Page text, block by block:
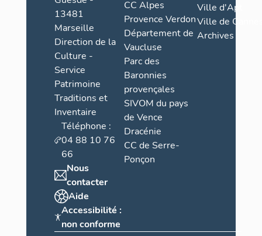
13481
Marseille
Direction de la
Culture -
Service
Patrimoine
Traditions et
Inventaire
Téléphone :
04 88 10 76
66
Nous
contacter
Aide
Accessibilité :
non conforme
CC Alpes
Provence Verdon
Département de
Vaucluse
Parc des
Baronnies
provençales
SIVOM du pays
de Vence
Dracénie
CC de Serre-
Ponçon
Ville d'Apt
Ville de
Archives